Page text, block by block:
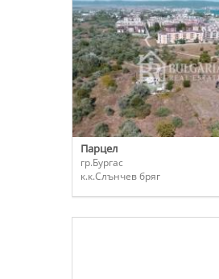
Парцел
гр.Бургас
к.к.Слънчев бряг